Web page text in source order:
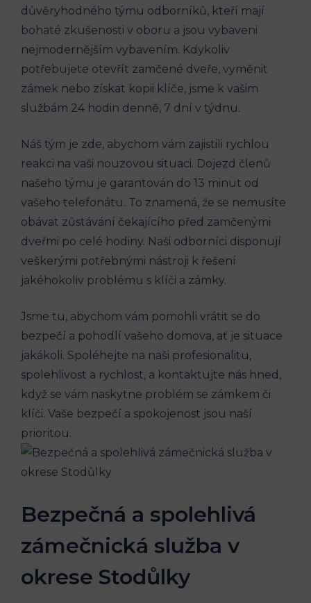
důvěryhodného týmu odborníků, kteří mají
bohaté zkušenosti v oboru a jsou vybaveni
nejmodernějším vybavením. Kdykoliv
potřebujete otevřít zamčené dveře, vyměnit
zámek nebo získat kopii klíče, jsme k vašim
službám 24 hodin denně, 7 dní v týdnu.
Náš tým je zde, abychom vám zajistili rychlou
reakci na vaši nouzovou situaci. Dojezd členů
našeho týmu je garantován do 13 minut od
vašeho telefonátu. To znamená, že se nemusíte
obávat zůstávání čekajícího před zamčenými
dveřmi po celé hodiny. Naši odborníci disponují
veškerými potřebnými nástroji k řešení
jakéhokoliv problému s klíči a zámky.
Jsme tu, abychom vám pomohli vrátit se do
bezpečí a pohodlí vašeho domova, ať je situace
jakákoli. Spoléhejte na naši profesionalitu,
spolehlivost a rychlost, a kontaktujte nás hned,
když se vám naskytne problém se zámkem či
klíči. Vaše bezpečí a spokojenost jsou naší
prioritou.
Bezpečná a spolehlivá
zámečnická služba v
okrese Stodůlky